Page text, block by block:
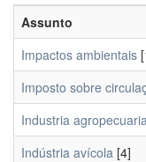
Assunto
Impactos ambientais
Imposto sobre
Industria
Indústria avícola [4]